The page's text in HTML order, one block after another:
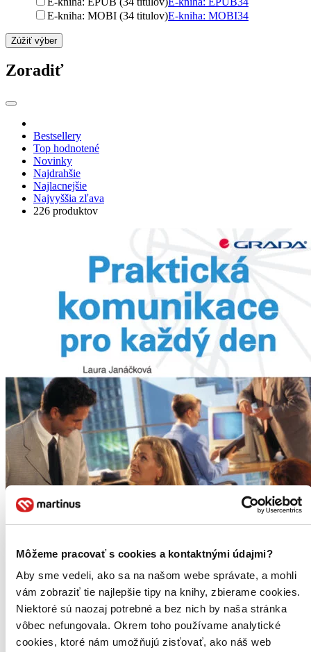
Môžeme pracovať s cookies a kontaktnými údajmi?
Aby sme vedeli, ako sa na našom webe správate, a mohli
vám zobraziť tie najlepšie tipy na knihy, zbierame cookies.
Niektoré sú naozaj potrebné a bez nich by naša stránka
vôbec nefungovala. Okrem toho používame analytické
cookies, ktoré nám umožňujú zisťovať, ako náš web
E-kniha: MOBI (34 titulov)E-kniha: MOBI34
Zúžiť výber
Zoradiť
Bestsellery
Top hodnotené
Novinky
Najdrahšie
Najlacnejšie
Najvyššia zľava
226 produktov